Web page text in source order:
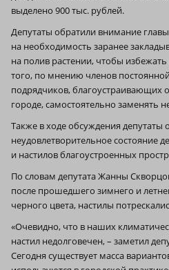
выделено 900 тыс. рублей.
Депутаты обратили внимание
на необходимость заранее
на полив растении, чтобы
того, по мнению членов
подрядчиков, благоустраивающих
городе, самостоятельно заменять
Также в ходе обсуждения депутаты
неудовлетворительное состояние
и настилов благоустроенных
По словам депутата Жанны
после прошедшего зимнего и
черного цвета, настилы
«Очевидно, что в наших
настил недолговечен, – заметил
Сегодня существует масса